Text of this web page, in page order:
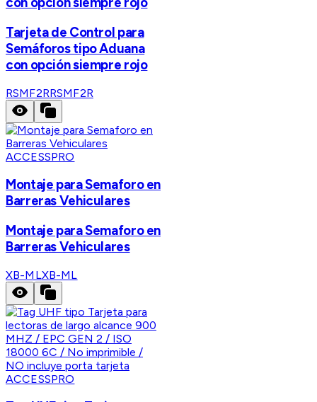
Tarjeta de Control para
Semáforos tipo Aduana
con opción siempre rojo
RSMF2RRSMF2R
ACCESSPRO
Montaje para Semaforo en
Barreras Vehiculares
Montaje para Semaforo en
Barreras Vehiculares
XB-MLXB-ML
ACCESSPRO